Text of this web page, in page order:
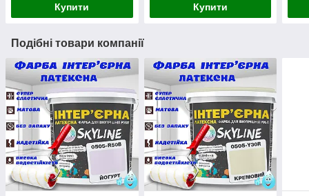
Купити Купити
Подібні товари компанії